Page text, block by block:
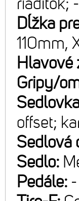
Dĺžka
110mm,
Hlavové
Gripy/
offset;
Sedlová
Sedlo:
Pedále: -